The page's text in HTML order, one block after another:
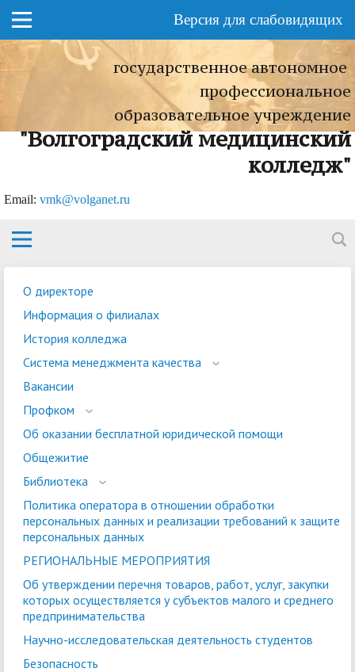
Версия для слабовидящих
государственное автономное
профессиональное
образовательное учреждение
"Волгоградский медицинский
колледж"
Еmail: vmk@volganet.ru
О директоре
Информация о филиалах
История колледжа
Система менеджмента качества
Вакансии
Профком
Об оказании бесплатной юридической помощи
Общежитие
Библиотека
Политика оператора в отношении обработки
персональных данных и реализации требований к защите
персональных данных
РЕГИОНАЛЬНЫЕ МЕРОПРИЯТИЯ
Об утверждении перечня товаров, работ, услуг, закупки
которых осуществляется у субъектов малого и среднего
предпринимательства
Научно-исследовательская деятельность студентов
Безопасность